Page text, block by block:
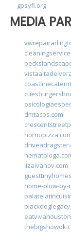
gpsyfl.org
MEDIA
dmtacos.com
hornopizza.com
lizaivanov.com
home-plow-by-